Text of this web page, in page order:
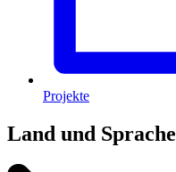
Projekte
Land und Sprache